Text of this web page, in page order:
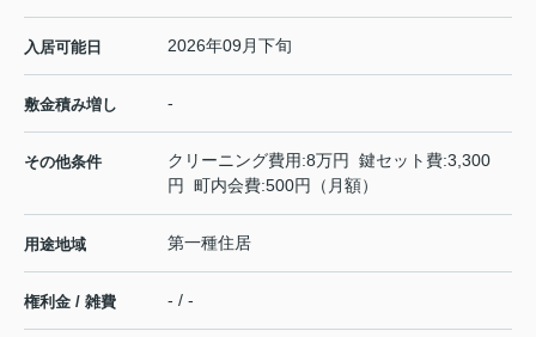
入居可能日 2026年09月下旬
敷金積み増し -
その他条件
クリーニング費用:8万円 鍵セット費:3,300
円 町内会費:500円（月額）
用途地域 第一種住居
権利金 / 雑費 - / -